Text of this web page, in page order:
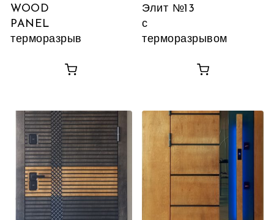
WOOD
PANEL
терморазрыв
Элит №13
с
терморазрывом